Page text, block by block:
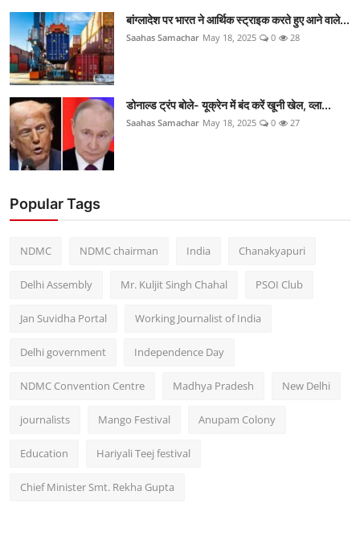
बांग्लादेश पर भारत ने आर्थिक स्ट्राइक करते हुए आने वाले...
Saahas Samachar May 18, 2025 0 28
डोनाल्ड ट्रंप बोले- यूक्रेन में बंद करें खूनी खेल, व्ला...
Saahas Samachar May 18, 2025 0 27
Popular Tags
NDMC NDMC chairman India Chanakyapuri
Delhi Assembly Mr. Kuljit Singh Chahal PSOI Club
Jan Suvidha Portal Working Journalist of India
Delhi government Independence Day
NDMC Convention Centre Madhya Pradesh New Delhi
journalists Mango Festival Anupam Colony
Education Hariyali Teej festival
Chief Minister Smt. Rekha Gupta